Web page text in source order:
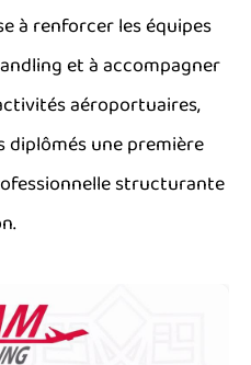
à renforcer les équipes
et à accompagner
aéroportuaires,
une première
structurante